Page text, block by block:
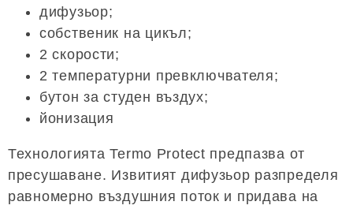
дифузьор;
собственик на цикъл;
2 скорости;
2 температурни превключвателя;
бутон за студен въздух;
йонизация
Технологията Termo Protect предпазва от
пресушаване. Извитият дифузьор разпределя
равномерно въздушния поток и придава на